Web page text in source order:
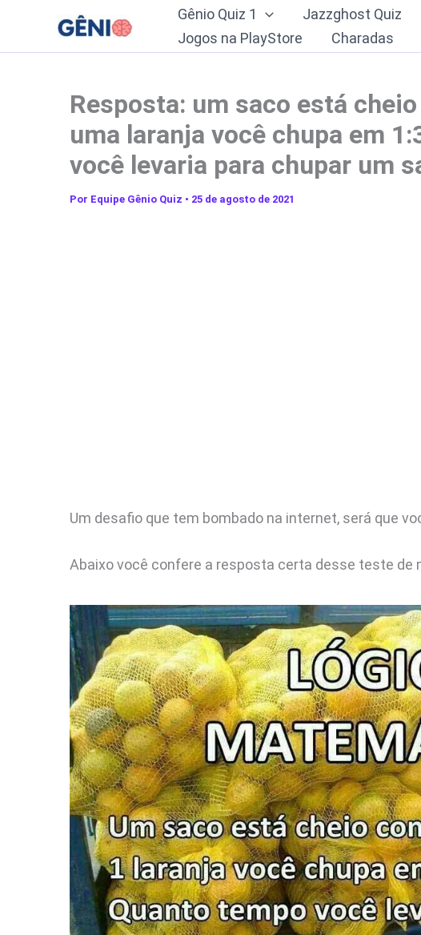
o
Gênio Quiz 1 Jazzghost Quiz
Jogos na PlayStore
Charadas
Resposta: um saco está
uma laranja você chupa em
você levaria para chupar um
Por Equipe Gênio Quiz • 25 de agosto de 2021
Um desafio que tem bombado na internet, será que
Abaixo você confere a resposta certa desse teste de